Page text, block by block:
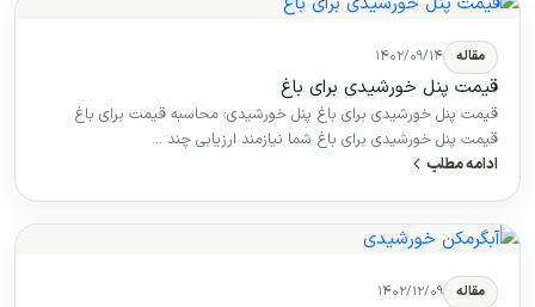
مقاله ۱۴۰۲/۰۹/۱۴
قیمت پنل خورشیدی برای باغ
قیمت پنل خورشیدی برای باغ پنل خورشیدی: محاسبه قیمت برای باغ
قیمت پنل خورشیدی برای باغ شما نیازمند ارزیابی چند …
ادامه مطلب
مقاله ۱۴۰۲/۱۲/۰۹